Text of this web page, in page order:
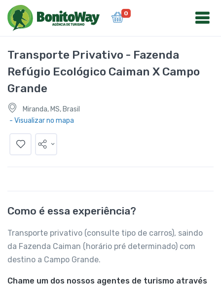
0
Transporte Privativo - Fazenda
Refúgio Ecológico Caiman X Campo
Grande
Miranda, MS, Brasil
- Visualizar no mapa
Como é essa experiência?
Transporte privativo (consulte tipo de carros), saindo
da Fazenda Caiman (horário pré determinado) com
destino a Campo Grande.
Chame um dos nossos agentes de turismo através